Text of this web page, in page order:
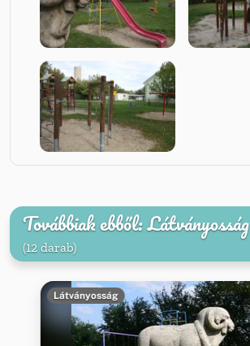
Továbbiak ebből: Látványosság
(12 darab)
Látványosság